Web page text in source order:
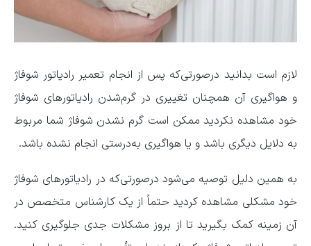
لازم است بدانید درصورتی‌که پس از انجام تعمیر رادیاتور شوفاژ
و هواگیری آن همچنان تغییری در گرم‌شدن رادیاتور‌های شوفاژ
خود مشاهده نکردید ممکن است گرم نشدن شوفاژ شما مربوط
به دلایل دیگری باشد و یا هواگیری به‌درستی انجام نشده باشد.
به همین دلیل توصیه می‌شود درصورتی‌که در رادیاتور‌های شوفاژ
خود مشکلی مشاهده کردید حتماً از یک کارشناس متخصص در
آن زمینه کمک بگیرید تا از بروز مشکلات جدی جلوگیری کنید.